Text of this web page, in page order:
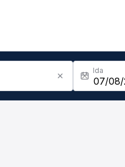
Ida